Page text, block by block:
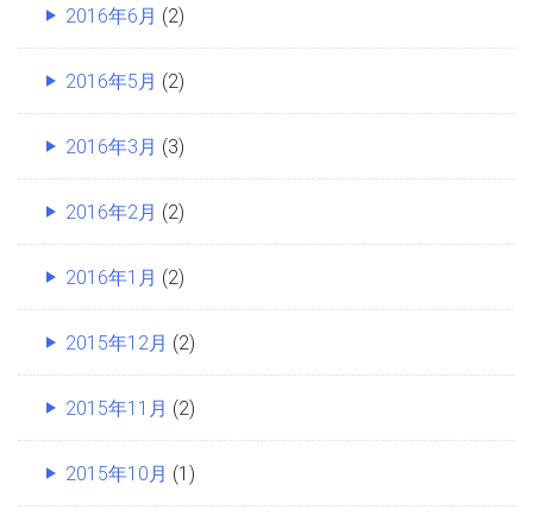
2016年6月 (2)
2016年5月 (2)
2016年3月 (3)
2016年2月 (2)
2016年1月 (2)
2015年12月 (2)
2015年11月 (2)
2015年10月 (1)